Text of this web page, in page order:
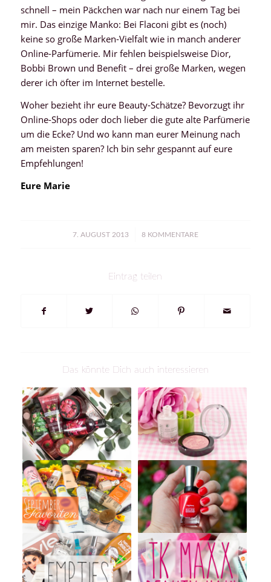
schnell – mein Päckchen war nach nur einem Tag bei
mir. Das einzige Manko: Bei Flaconi gibt es (noch)
keine so große Marken-Vielfalt wie in manch anderer
Online-Parfümerie. Mir fehlen beispielsweise Dior,
Bobbi Brown und Benefit – drei große Marken, wegen
derer ich öfter im Internet bestelle.
Woher bezieht ihr eure Beauty-Schätze? Bevorzugt ihr
Online-Shops oder doch lieber die gute alte Parfümerie
um die Ecke? Und wo kann man eurer Meinung nach
am meisten sparen? Ich bin sehr gespannt auf eure
Empfehlungen!
Eure Marie
7. AUGUST 2013
/ 8 KOMMENTARE
Eintrag teilen
Das könnte Dich auch interessieren